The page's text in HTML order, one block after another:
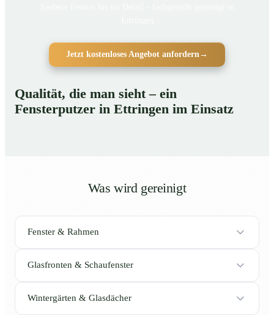
Jetzt kostenloses Angebot anfordern →
Qualität, die man sieht – ein
Fensterputzer in Ettringen im Einsatz
Was wird gereinigt
Fenster & Rahmen
Glasfronten & Schaufenster
Wintergärten & Glasdächer